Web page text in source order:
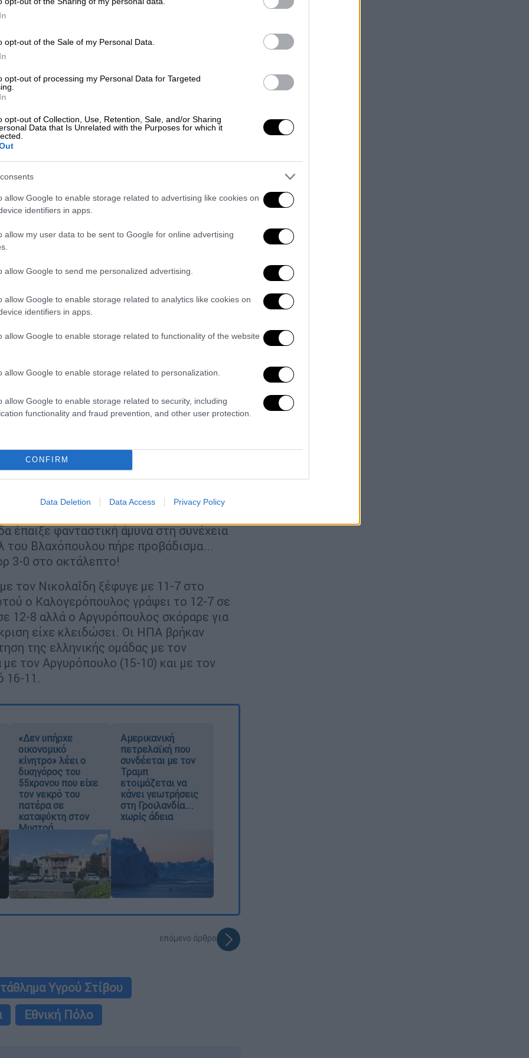
opt-out of the Sale of my Personal Data.
opt-out of processing my Personal Data for Targeted
opt-out of Collection, Use, Retention, Sale, and/or Sharing
Data that Is Unrelated with the Purposes for which it
allow Google to enable storage related to advertising like cookies on
identifiers in apps.
allow my user data to be sent to Google for online advertising
allow Google to send me personalized advertising.
allow Google to enable storage related to analytics like cookies on
identifiers in apps.
allow Google to enable storage related to functionality of the website
allow Google to enable storage related to personalization.
allow Google to enable storage related to security, including
functionality and fraud prevention, and other user protection.
CONFIRM
Data Deletion Data Access Privacy Policy
βρίσκεται μέσα στη μάχη των
θα παίξει για μια θέση στο βάθρο.
ψηλά την ελληνική σημαία...
- Ήττα απ' την Ολλανδία στα
με δάκρυα συγκίνησης του Γιάννη
μπήκε δυνατά στο ματς και πήρε
Οι ΗΠΑ αντεπιτέθηκαν
ισοφαρίσουν με πέναλτι. Ωστόσο ο
η Γαλανόλευκη σκόραρε ξανά με τον
στο 3-1.
το ξεκίνημα της δεύτερης περιόδου αλλά
του Αργυρόπουλου. Ένα πρόβλημα
τον γκολκίπερ Ζερδεβά χάλασε την
άμεσα σε 4-3 και με ένα δεύτερο
ο Γενηδουνιάς με ένα εξαιρετικό γκολ
σκορ (5-4) αλλά οι Αμερικανοί
έδωσε ξανά προβάδισμα στην Ελλάδα (6-
στα ίσια (6-6). Ο Καλογερόπουλος
ισοφάρισαν σε 7-7, σκορ με το οποίο
την Εθνική στο +1 (8-7) με εκτέλεση
στο +2 (9-7) με το πρώτο γκολ του
έπαιξε φανταστική άμυνα στη συνέχεια
του Βλαχόπουλου πήρε προβάδισμα...
3-0 στο οκτάλεπτο!
τον Νικολαΐδη ξέφυγε με 11-7 στο
ο Καλογερόπουλος γράψει το 12-7 σε
12-8 αλλά ο Αργυρόπουλος σκόραρε για
είχε κλειδώσει. Οι ΗΠΑ βρήκαν
της ελληνικής ομάδας με τον
τον Αργυρόπουλο (15-10) και με τον
16-11.
«Δεν υπήρχε
οικονομικό
κίνητρο» λέει ο
δικηγόρος του
55χρονου που είχε
τον νεκρό του
πατέρα σε
καταψύκτη στον
Μυστρά
Αμερικανική
πετρελαϊκή που
συνδέεται με τον
Τραμπ
ετοιμάζεται να
κάνει γεωτρήσεις
στη Γροιλανδία...
χωρίς άδεια
επόμενο άρθρο
Υγρού Στίβου
Εθνική Πόλο